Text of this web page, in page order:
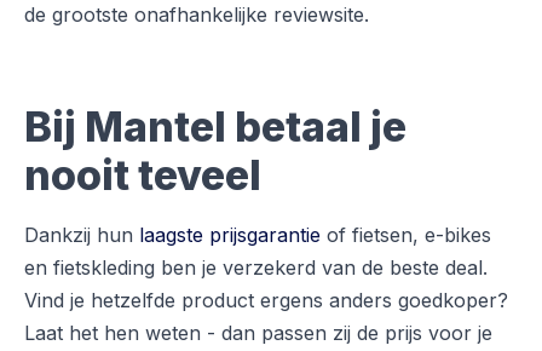
de grootste onafhankelijke reviewsite.
Bij Mantel betaal je
nooit teveel
Dankzij hun laagste prijsgarantie of fietsen, e-bikes
en fietskleding ben je verzekerd van de beste deal.
Vind je hetzelfde product ergens anders goedkoper?
Laat het hen weten - dan passen zij de prijs voor je